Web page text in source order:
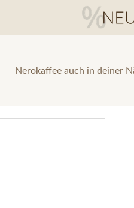
Nerokaffee auch in deiner